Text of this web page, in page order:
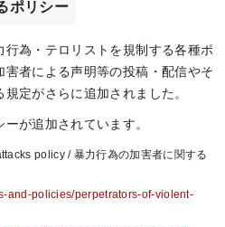
ポリシー
為・テロリストを規制する各種ポ
害者による声明等の投稿・配信やそ
定がさらに追加されました。
が追加されています。
policy / 暴力行為の加害者に関する
and-policies/perpetrators-of-violent-